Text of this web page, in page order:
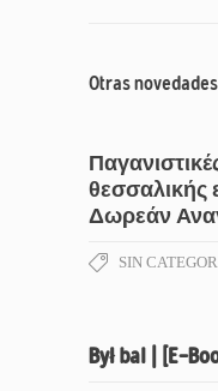
Otras novedades
θεσσαλικής
Δωρεάν
SIN
Był bal | [E-